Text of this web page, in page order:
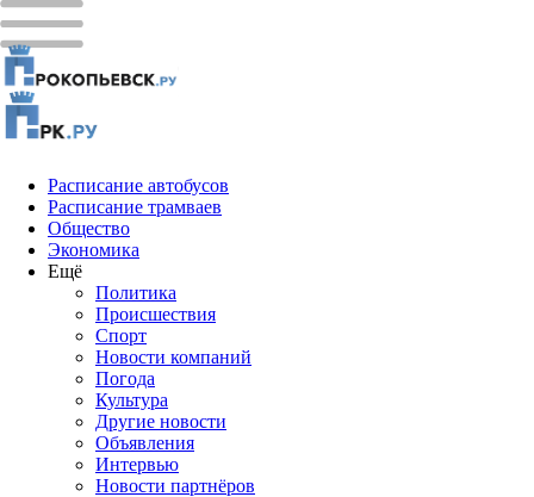
Расписание автобусов
Расписание трамваев
Общество
Экономика
Ещё
Политика
Проиcшествия
Спорт
Новости компаний
Погода
Культура
Другие новости
Объявления
Интервью
Новости партнёров